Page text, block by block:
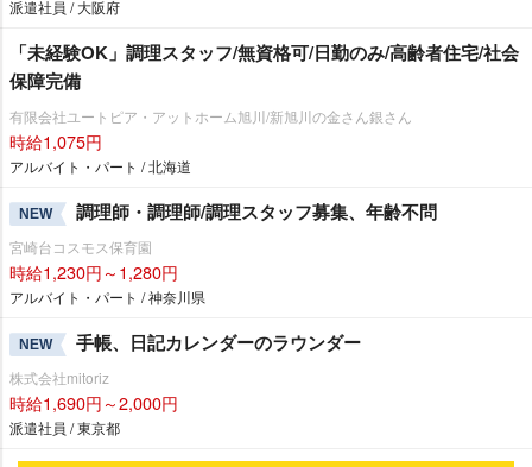
派遣社員 / 大阪府
「未経験OK」調理スタッフ/無資格可/日勤のみ/高齢者住宅/社会
保障完備
有限会社ユートピア・アットホーム旭川/新旭川の金さん銀さん
時給1,075円
アルバイト・パート / 北海道
NEW 調理師・調理師/調理スタッフ募集、年齢不問
宮崎台コスモス保育園
時給1,230円～1,280円
アルバイト・パート / 神奈川県
NEW 手帳、日記カレンダーのラウンダー
株式会社mitoriz
時給1,690円～2,000円
派遣社員 / 東京都